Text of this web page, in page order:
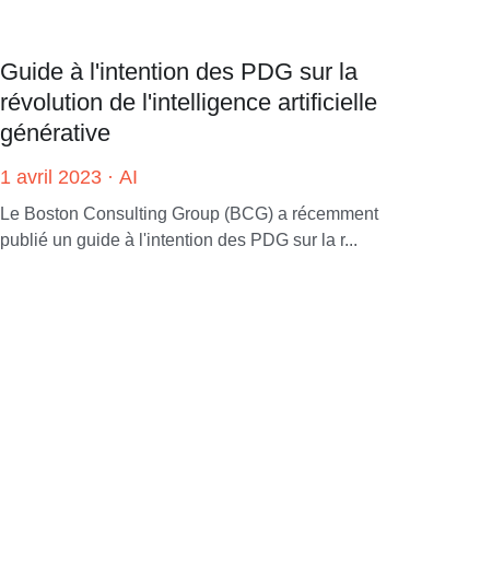
Guide à l'intention des PDG sur la
révolution de l'intelligence artificielle
générative
1 avril 2023· AI
Le Boston Consulting Group (BCG) a récemment
publié un guide à l'intention des PDG sur la r...